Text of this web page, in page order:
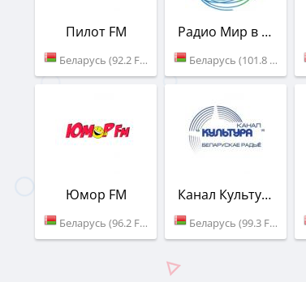
Пилот FM
Беларусь (92.2 FM)
Радио Мир в Беларуси
Беларусь (101.8 FM)
Юмор FM
Беларусь (96.2 FM)
Канал Культура Белорусского радио
Беларусь (99.3 FM)